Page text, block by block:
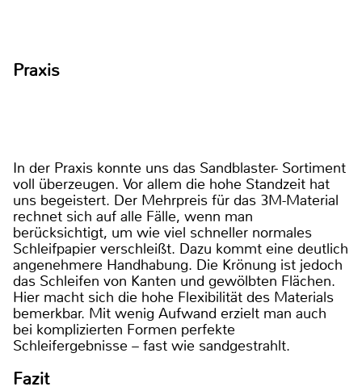
Praxis
In der Praxis konnte uns das Sandblaster- Sortiment
voll überzeugen. Vor allem die hohe Standzeit hat
uns begeistert. Der Mehrpreis für das 3M-Material
rechnet sich auf alle Fälle, wenn man
berücksichtigt, um wie viel schneller normales
Schleifpapier verschleißt. Dazu kommt eine deutlich
angenehmere Handhabung. Die Krönung ist jedoch
das Schleifen von Kanten und gewölbten Flächen.
Hier macht sich die hohe Flexibilität des Materials
bemerkbar. Mit wenig Aufwand erzielt man auch
bei komplizierten Formen perfekte
Schleifergebnisse – fast wie sandgestrahlt.
Fazit